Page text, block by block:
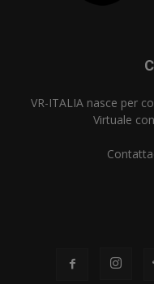
VR-ITALIA nasce per
Virtuale